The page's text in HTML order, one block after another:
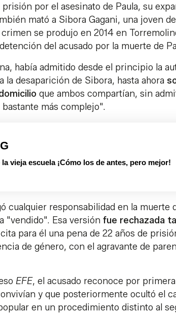
por el asesinato de Paula, su
mató a Sibora Gagani, una joven
se produjo en 2014 en
del acusado por la muerte de
había admitido desde el principio la
la desaparición de Sibora, hasta ahora
que ambos compartían, sin
más complejo".
vieja escuela ¡Cómo los de antes, pero mejor!
cualquier responsabilidad en la muerte
"vendido". Esa versión fue rechazada
para él una pena de 22 años de
de género, con el agravante de
EFE, el acusado reconoce por
y que posteriormente ocultó el
en un procedimiento distinto al